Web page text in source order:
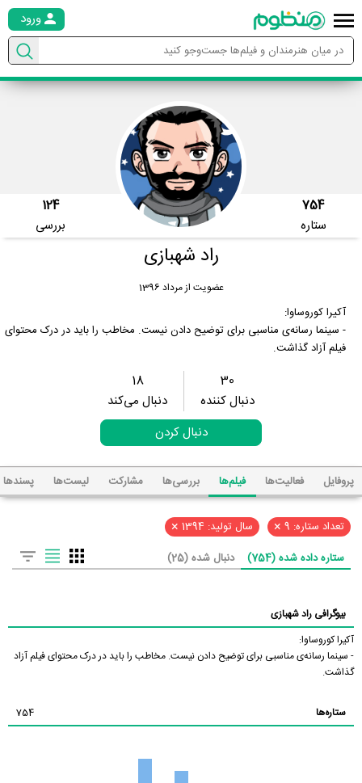
ورود
754
ستاره
124
بررسی
راد شهبازی
عضویت از مرداد 1396
آکیرا کوروساوا:
- سینما رسانه‌ی مناسبی برای توضیح دادن نیست. مخاطب را باید در درک محتوای
فیلم آزاد گذاشت.
30
دنبال کننده
18
دنبال می‌کند
دنبال کردن
پروفایل فعالیت‌ها فیلم‌ها بررسی‌ها مشارکت لیست‌ها پسند‌ها
تعداد ستاره: 9 × سال تولید: 1394 ×
ستاره داده شده (754) دنبال شده (25)
بیوگرافی راد شهبازی
آکیرا کوروساوا:
- سینما رسانه‌ی مناسبی برای توضیح دادن نیست. مخاطب را باید در درک محتوای فیلم آزاد
گذاشت.
ستاره‌ها 754